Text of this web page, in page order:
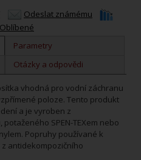
Odeslat známému
Oblíbené
Parametry
Otázky a odpovědi
vhodná pro vodní záchranu
poloze. Tento produkt
a je vyroben z
SPEN-TEXem nebo
Popruhy používané k
antidekompozičního